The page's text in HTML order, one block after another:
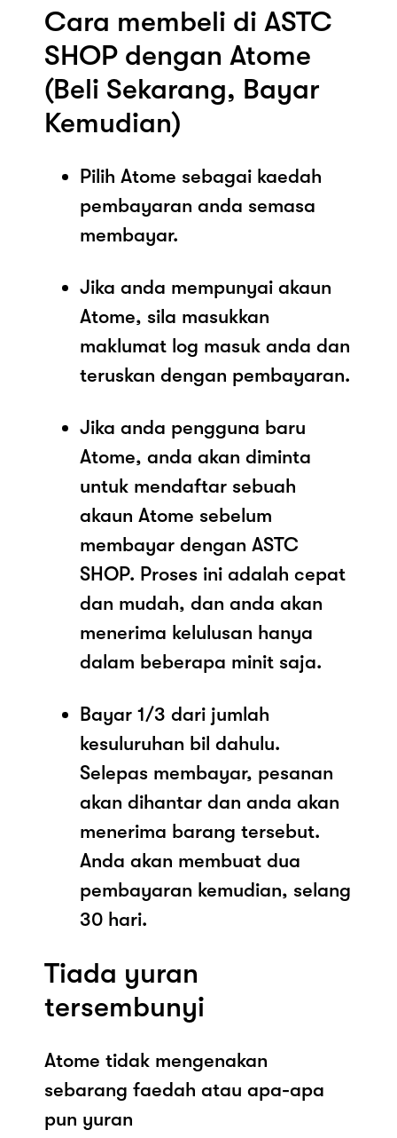
Cara membeli di ASTC
SHOP dengan Atome
(Beli Sekarang, Bayar
Kemudian)
Pilih Atome sebagai kaedah
pembayaran anda semasa
membayar.
Jika anda mempunyai akaun
Atome, sila masukkan
maklumat log masuk anda dan
teruskan dengan pembayaran.
Jika anda pengguna baru
Atome, anda akan diminta
untuk mendaftar sebuah
akaun Atome sebelum
membayar dengan ASTC
SHOP. Proses ini adalah cepat
dan mudah, dan anda akan
menerima kelulusan hanya
dalam beberapa minit saja.
Bayar 1/3 dari jumlah
kesuluruhan bil dahulu.
Selepas membayar, pesanan
akan dihantar dan anda akan
menerima barang tersebut.
Anda akan membuat dua
pembayaran kemudian, selang
30 hari.
Tiada yuran
tersembunyi
Atome tidak mengenakan
sebarang faedah atau apa-apa
pun yuran